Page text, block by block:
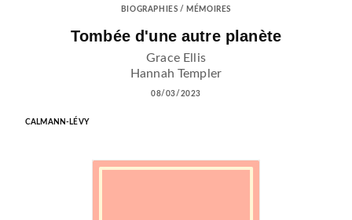
BIOGRAPHIES / MÉMOIRES
Tombée d'une autre planète
Grace Ellis
Hannah Templer
08/03/2023
CALMANN-LÉVY